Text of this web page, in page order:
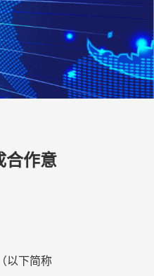
合作意
以下简称